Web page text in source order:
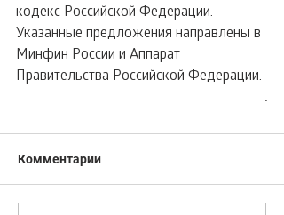
кодекс Российской Федерации.
Указанные предложения направлены в
Минфин России и Аппарат
Правительства Российской Федерации.
.
Комментарии